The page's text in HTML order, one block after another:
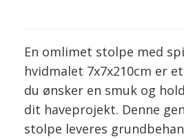
En omlimet stolpe med
hvidmalet 7x7x210cm er
du ønsker en smuk og
dit haveprojekt. Denne
stolpe leveres